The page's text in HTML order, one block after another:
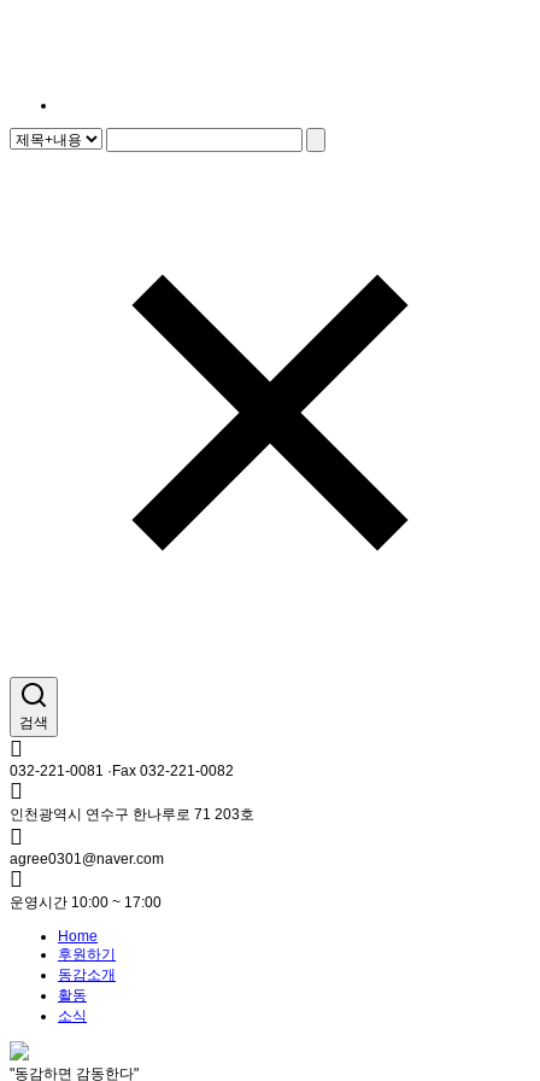
검색
032-221-0081 ·Fax 032-221-0082
인천광역시 연수구 한나루로 71 203호
agree0301@naver.com
운영시간 10:00 ~ 17:00
Home
후원하기
동감소개
활동
소식
"동감하면 감동한다"